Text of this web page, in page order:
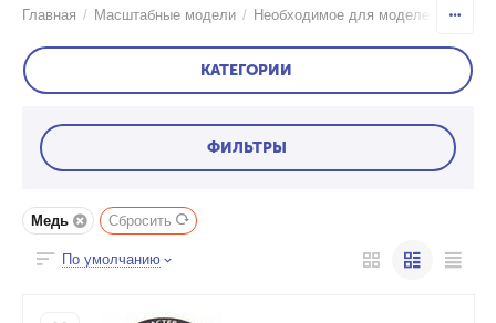
Главная / Масштабные модели / Необходимое для моделей
КАТЕГОРИИ
ФИЛЬТРЫ
Медь Сбросить
По умолчанию